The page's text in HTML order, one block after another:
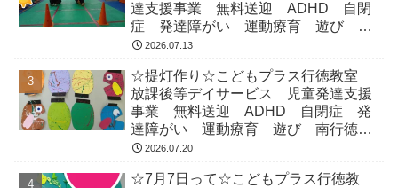
達支援事業 無料送迎 ADHD 自閉
症 発達障がい 運動療育 遊び 南
行徳 市川市 浦安市
2026.07.13
☆提灯作り☆こどもプラス行徳教室
放課後等デイサービス 児童発達支援
事業 無料送迎 ADHD 自閉症 発
達障がい 運動療育 遊び 南行徳
市川市 浦安市
2026.07.20
☆7月7日って☆こどもプラス行徳教